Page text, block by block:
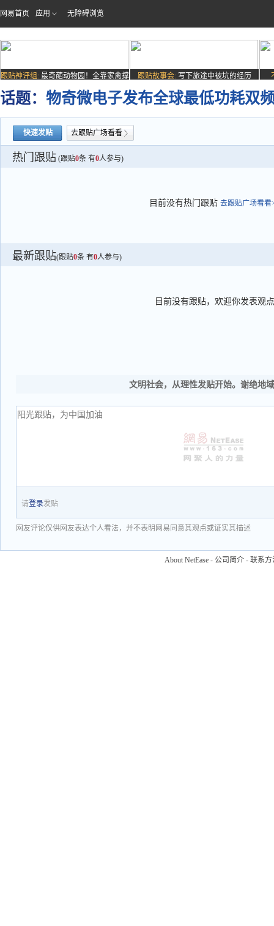
网易首页 应用 无障碍浏览
跟贴神评组: 最奇葩动物园！全靠家禽撑
场子
跟贴故事会: 写下旅途中被坑的经历
话题： 物奇微电子发布全球最低功耗双
快速发贴 去跟贴广场看看
热门跟贴 (跟贴0条 有0人参与)
目前没有热门跟贴 去跟贴广场看看
最新跟贴(跟贴0条 有0人参与)
目前没有跟贴，欢迎你发表观点
文明社会，从理性发贴开始。谢绝地
请登录发贴
网友评论仅供网友表达个人看法，并不表明网易同意其观点或证实其描述
About NetEase - 公司简介 - 联系方